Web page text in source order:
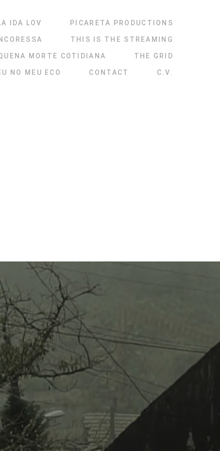
IDA LOV PICARETA PRODUCTIONS
THIS IS THE STREAMING
MORTE COTIDIANA THE GRID
NO MEU ECO CONTACT C.V.